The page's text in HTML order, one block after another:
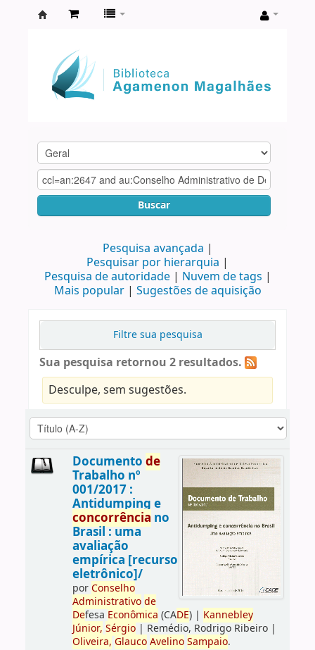
Agamenon
Magalhães
Buscar
Pesquisa avançada
Pesquisar por hierarquia
Pesquisa de autoridade
Nuvem de tags
Mais popular
Sugestões de aquisição
Filtre sua pesquisa
Sua pesquisa retornou 2 resultados.
Desculpe, sem sugestões.
Documento de
Trabalho nº
001/2017 :
Antidumping e
concorrência no
Brasil : uma
avaliação
empírica [recurso
eletrônico]/
porConselho
Administrativo de
Defesa Econômica (CADE)| Kannebley
Júnior, Sérgio| Remédio, Rodrigo Ribeiro|
Oliveira, Glauco Avelino Sampaio.